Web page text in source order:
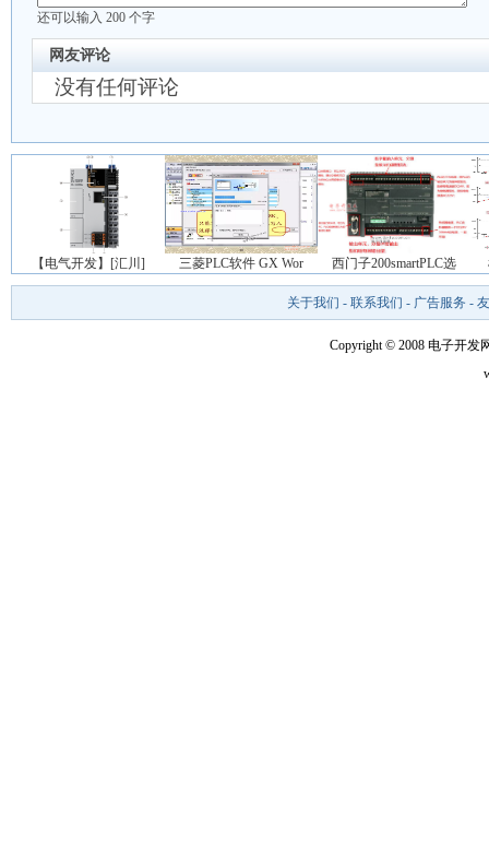
还可以输入 200 个字
网友评论
没有任何评论
【电气开发】[汇川] 三菱PLC软件 GX Wor 西门子200smartPLC选
关于我们 - 联系我们 - 广告服务 -
Copyright © 2008 电子开发